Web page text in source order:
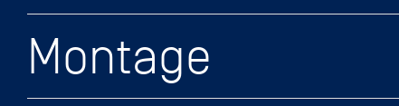
Montage